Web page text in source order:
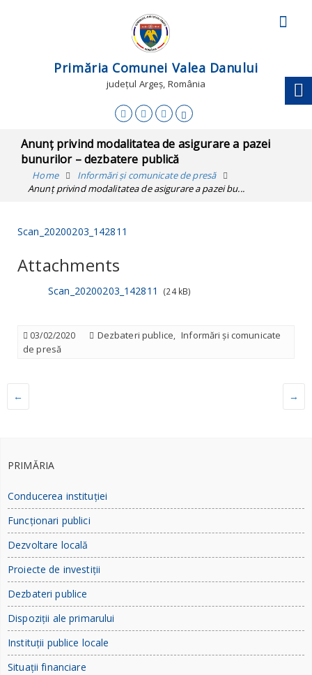
Primăria Comunei Valea Danului
județul Argeș, România
Anunț privind modalitatea de asigurare a pazei
bunurilor – dezbatere publică
Home
Informări și comunicate de presă
Anunț privind modalitatea de asigurare a pazei bu...
Scan_20200203_142811
Attachments
Scan_20200203_142811 (24 kB)
03/02/2020 Dezbateri publice, Informări și comunicate
de presă
← →
PRIMĂRIA
Conducerea instituției
Funcționari publici
Dezvoltare locală
Proiecte de investiții
Dezbateri publice
Dispoziții ale primarului
Instituții publice locale
Situații financiare